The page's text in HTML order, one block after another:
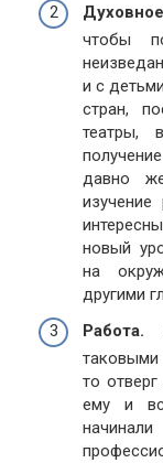
чтобы
и с
стран,
театры,
давно
новый
на
другими
Работа.
таковыми
то
ему и